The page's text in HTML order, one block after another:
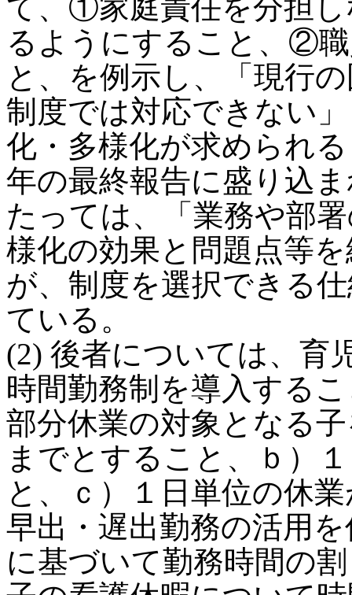
て、①家庭責任を分担
るようにすること、②
と、を例示し、「現行
制度では対応できない
化・多様化が求められ
年の最終報告に盛り込
たっては、「業務や部
様化の効果と問題点等
が、制度を選択できる
ている。
(2) 後者については、育
時間勤務制を導入する
部分休業の対象となる
までとすること、ｂ）
と、ｃ）１日単位の休
早出・遅出勤務の活用
に基づいて勤務時間の